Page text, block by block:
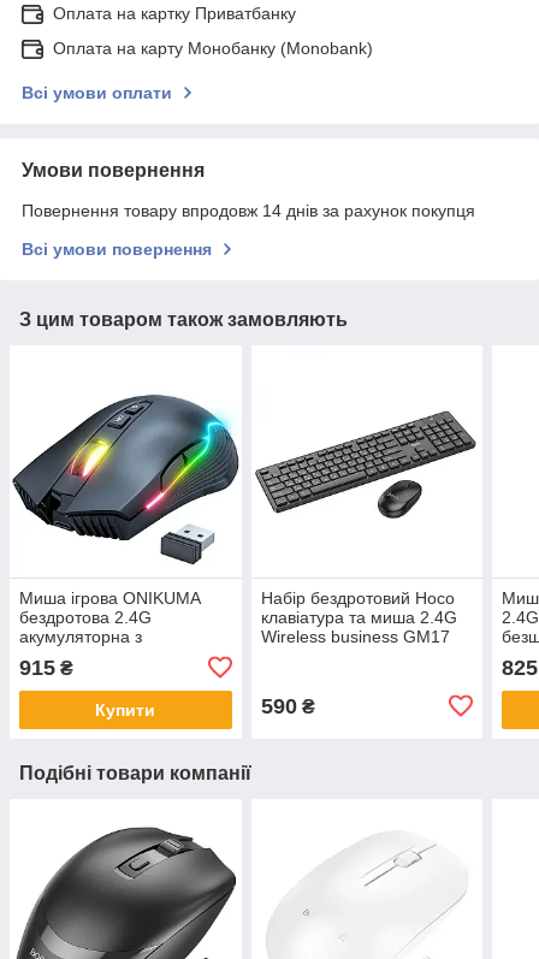
Оплата на картку Приватбанку
Оплата на карту Монобанку (Monobank)
Всі умови оплати
Умови повернення
Повернення товару впродовж 14 днів за рахунок покупця
Всі умови повернення
З цим товаром також замовляють
Миша ігрова ONIKUMA
бездротова 2.4G
акумуляторна з
ноутбука CW905 Black
915 ₴
Купити
Набір бездротовий Hoco
клавіатура та миша 2.4G
Wireless business GM17
590₴
825
Подібні товари компанії